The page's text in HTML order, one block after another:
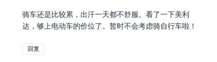
骑车还是比较累，出汗一天都不舒服。看了一下美利
达，够上电动车的价位了。暂时不会考虑骑自行车啦！
回复